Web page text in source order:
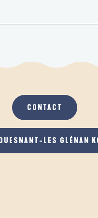
CONTACT
LES GLÉNAN